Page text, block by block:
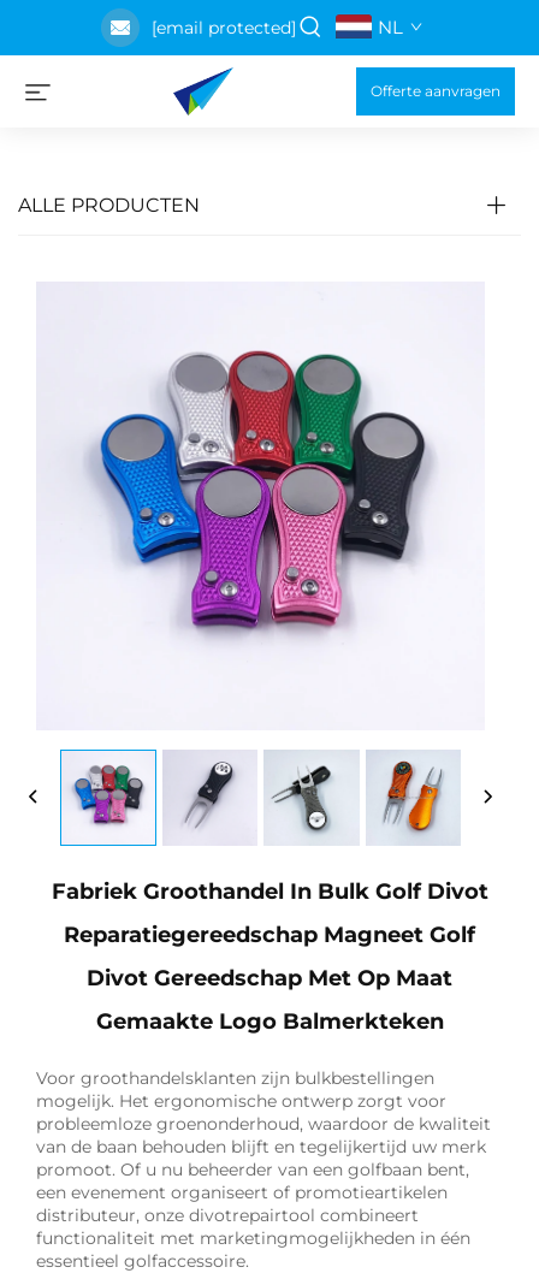
[email protected] NL
Offerte aanvragen
ALLE PRODUCTEN
Fabriek Groothandel In Bulk Golf Divot
Reparatiegereedschap Magneet Golf
Divot Gereedschap Met Op Maat
Gemaakte Logo Balmerkteken
Voor groothandelsklanten zijn bulkbestellingen
mogelijk. Het ergonomische ontwerp zorgt voor
probleemloze groenonderhoud, waardoor de kwaliteit
van de baan behouden blijft en tegelijkertijd uw merk
promoot. Of u nu beheerder van een golfbaan bent,
een evenement organiseert of promotieartikelen
distributeur, onze divotrepairtool combineert
functionaliteit met marketingmogelijkheden in één
essentieel golfaccessoire.